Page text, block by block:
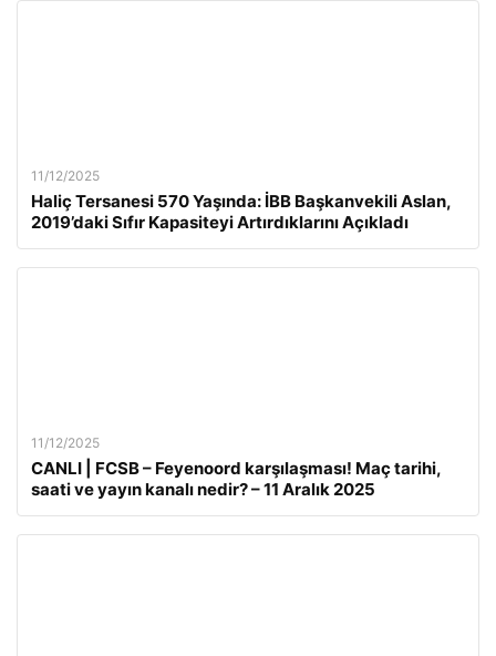
11/12/2025
Haliç Tersanesi 570 Yaşında: İBB Başkanvekili Aslan,
2019’daki Sıfır Kapasiteyi Artırdıklarını Açıkladı
11/12/2025
CANLI | FCSB – Feyenoord karşılaşması! Maç tarihi,
saati ve yayın kanalı nedir? – 11 Aralık 2025